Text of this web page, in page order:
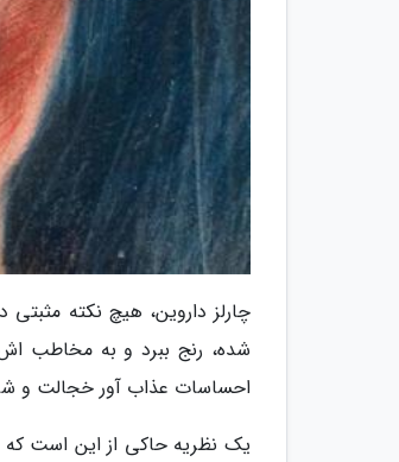
چارلز داروین، هیچ نکته
شده، رنج ببرد و به مخاطب
احساسات عذاب آور خجالت و
یک نظریه حاکی از این است